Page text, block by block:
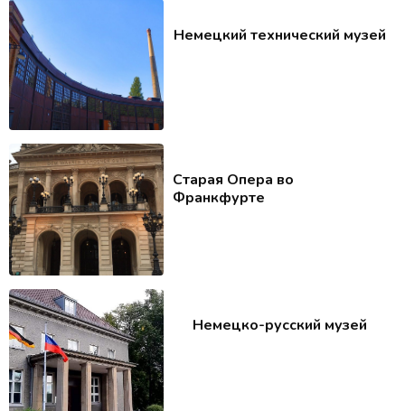
Немецкий технический музей
Старая Опера во
Франкфурте
Немецко-русский музей